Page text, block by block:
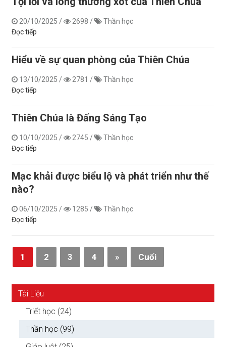
20/10/2025 / 2698 /
Thần học
Đọc tiếp
Hiểu về sự quan phòng của Thiên Chúa
13/10/2025 / 2781 /
Thần học
Đọc tiếp
Thiên Chúa là Đấng Sáng Tạo
10/10/2025 / 2745 /
Thần học
Đọc tiếp
Mạc khải được biểu lộ và phát triển như thế
nào?
06/10/2025 / 1285 /
Thần học
Đọc tiếp
1 2 3 4 » Cuối
Tài Liệu
Triết học (24)
Thần học (99)